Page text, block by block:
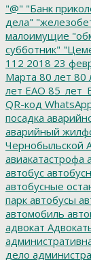
"@" "Банк
дела"
малоимущие
субботник"
112 2018 23
Марта 80 лет 80
лет ЕАО
QR-код
посадка
аварийный
Чернобыльской
авиакатастрофа
автобус
автобусные
парк автобусы
автомобиль
адвокат
дело